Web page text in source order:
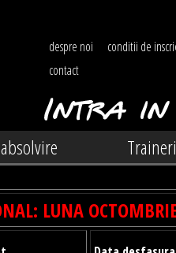
despre noi conditii de
contact
Traineri
LUNA